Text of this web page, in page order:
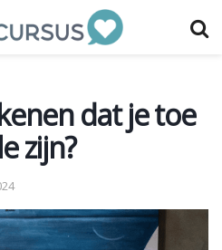
dat je toe
zijn?